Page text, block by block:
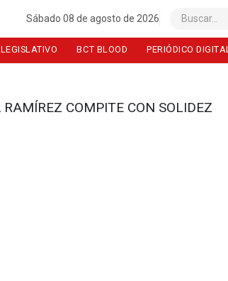
Sábado 08 de agosto de 2026 Buscar
LEGISLATIVO BCT BLOOD PERIÓDICO DIGITAL